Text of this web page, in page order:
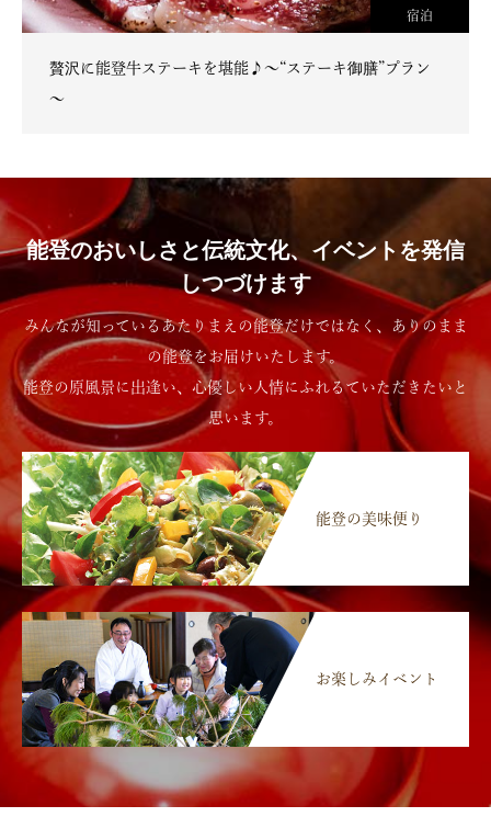
宿泊
贅沢に能登牛ステーキを堪能♪～“ステーキ御膳”プラン
～
能登のおいしさと伝統文化、イベントを発信
しつづけます
みんなが知っているあたりまえの能登だけではなく、ありのまま
の能登をお届けいたします。
能登の原風景に出逢い、心優しい人情にふれるていただきたいと
思います。
能登の美味便り
お楽しみイベント